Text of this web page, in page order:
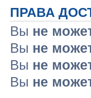
ПРАВА
Вы не
Вы не
Вы не
Вы не